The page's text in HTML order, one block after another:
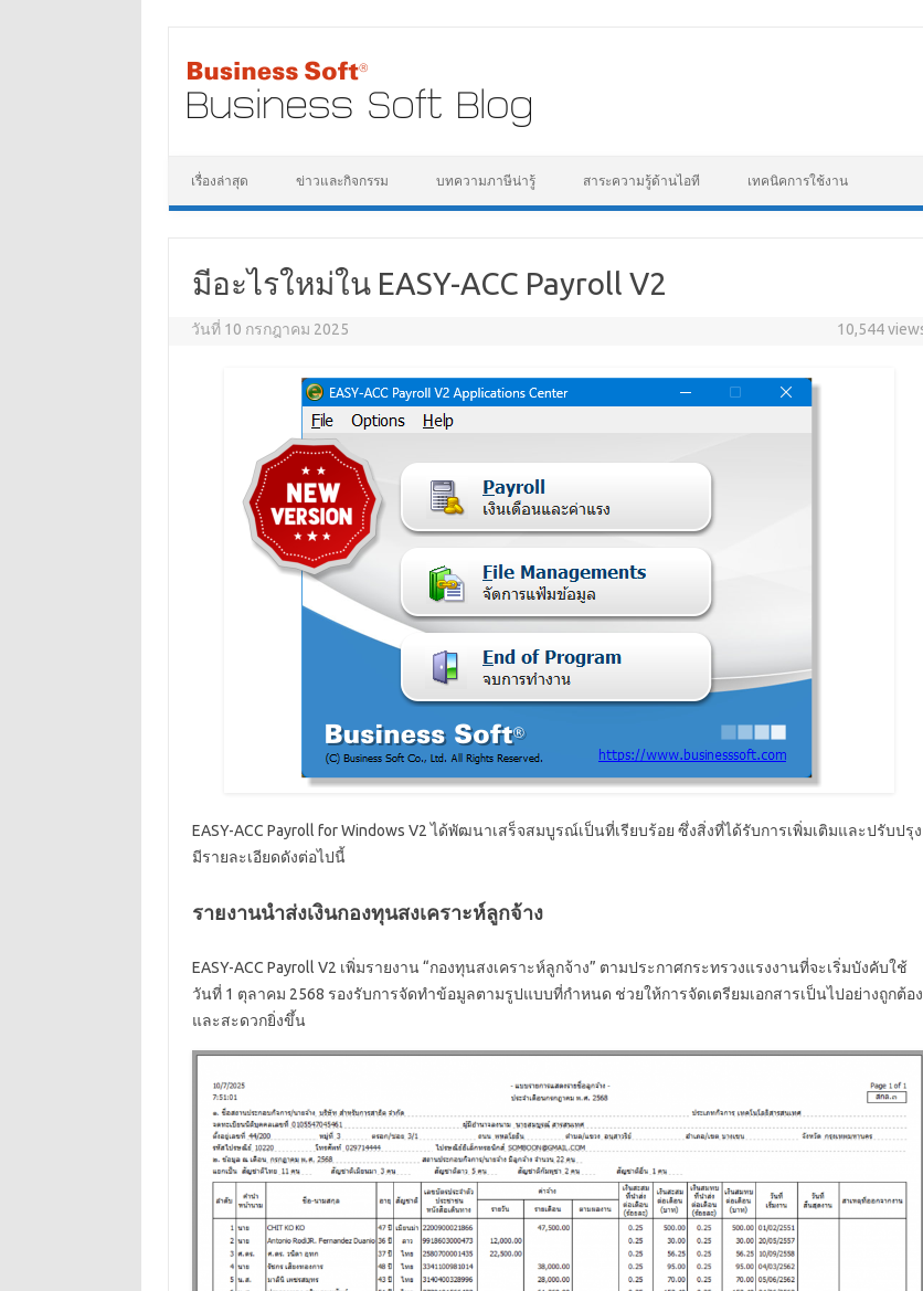
เรื่องล่าสุด ข่าวและกิจกรรม บทความภาษีน่ารู้ สาระความรู้ด้านไอที เทคนิคการใช้งาน
มีอะไรใหม่ใน EASY-ACC Payroll V2
วันที่ 10 กรกฎาคม 2025 10,544
EASY-ACC Payroll for Windows V2 ได้พัฒนาเสร็จสมบูรณ์เป็นที่เรียบร้อย ซึ่งสิ่งที่ได้รับการเพิ่มเติมและปรับปรุง
มีรายละเอียดดังต่อไปนี้
รายงานนำส่งเงินกองทุนสงเคราะห์ลูกจ้าง
EASY-ACC Payroll V2 เพิ่มรายงาน “กองทุนสงเคราะห์ลูกจ้าง” ตามประกาศกระทรวงแรงงานที่จะเริ่มบังคับใช้
วันที่ 1 ตุลาคม 2568 รองรับการจัดทำข้อมูลตามรูปแบบที่กำหนด ช่วยให้การจัดเตรียมเอกสารเป็นไปอย่างถูกต้อง
และสะดวกยิ่งขึ้น